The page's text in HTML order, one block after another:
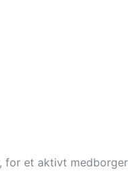
et aktivt